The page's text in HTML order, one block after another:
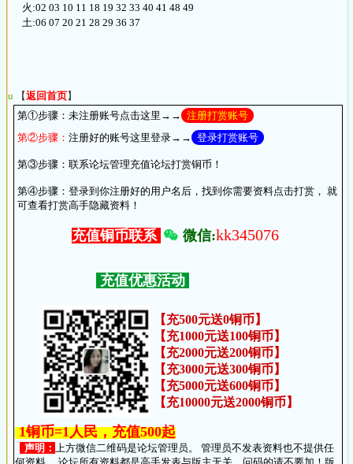
火:02 03 10 11 18 19 32 33 40 41 48 49
土:06 07 20 21 28 29 36 37
u 【返回首页】
第①步骤： 未注册账号点击这里→→ 注册打赏账号
第②步骤： 注册好的账号这里登录→→ 登录打赏账号
第③步骤： 联系论坛管理充值论坛打赏铜币！
第④步骤： 登录到你注册好的用户名后，找到你需要资料点击打赏， 就
可查看打赏高手隐藏资料！
充值铜币联系 微信:kk345076
充值优惠活动
【充500元送0铜币】
【充1000元送100铜币】
【充2000元送200铜币】
【充3000元送300铜币】
【充5000元送600铜币】
【充10000元送2000铜币】
1铜币=1人民，充值500起
声明： 上方微信二维码是论坛管理员。 管理员不发表资料也不提供任